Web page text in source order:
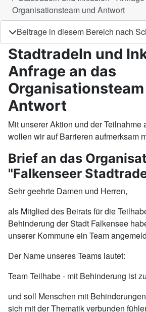
Organisationsteam und Antwort
Beitrage in diesem Bereich nach
Stadtradeln und
Anfrage an das
Antwort
Mit unserer Aktion und der Teilnahme
wollen wir auf Barrieren aufmerksam
Brief an das
"Falkenseer
Sehr geehrte Damen und Herren,
als Mitglied des Beirats für die
Behinderung der Stadt Falkensee
unserer Kommune ein Team
Der Name unseres Teams lautet:
Team Teilhabe - mit Behinderung ist
und soll Menschen mit
sich mit der Thematik verbunden